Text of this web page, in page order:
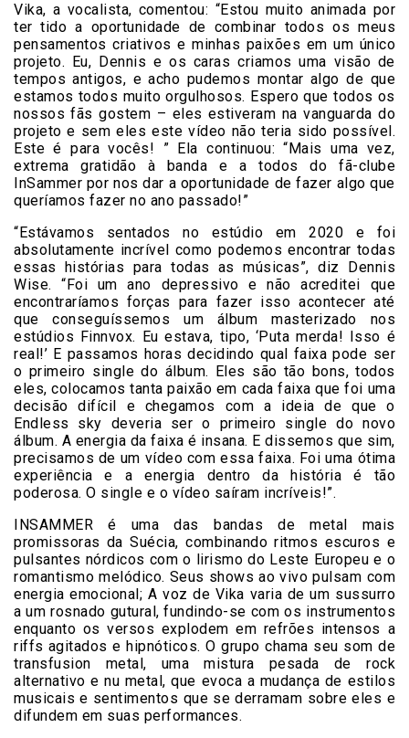
Vika, a vocalista, comentou: “Estou muito animada por
ter tido a oportunidade de combinar todos os meus
pensamentos criativos e minhas paixões em um único
projeto. Eu, Dennis e os caras criamos uma visão de
tempos antigos, e acho pudemos montar algo de que
estamos todos muito orgulhosos. Espero que todos os
nossos fãs gostem – eles estiveram na vanguarda do
projeto e sem eles este vídeo não teria sido possível.
Este é para vocês! ” Ela continuou: “Mais uma vez,
extrema gratidão à banda e a todos do fã-clube
InSammer por nos dar a oportunidade de fazer algo que
queríamos fazer no ano passado!”
“Estávamos sentados no estúdio em 2020 e foi
absolutamente incrível como podemos encontrar todas
essas histórias para todas as músicas”, diz Dennis
Wise. “Foi um ano depressivo e não acreditei que
encontraríamos forças para fazer isso acontecer até
que conseguíssemos um álbum masterizado nos
estúdios Finnvox. Eu estava, tipo, ‘Puta merda! Isso é
real!’ E passamos horas decidindo qual faixa pode ser
o primeiro single do álbum. Eles são tão bons, todos
eles, colocamos tanta paixão em cada faixa que foi uma
decisão difícil e chegamos com a ideia de que o
Endless sky deveria ser o primeiro single do novo
álbum. A energia da faixa é insana. E dissemos que sim,
precisamos de um vídeo com essa faixa. Foi uma ótima
experiência e a energia dentro da história é tão
poderosa. O single e o vídeo saíram incríveis!”.
INSAMMER é uma das bandas de metal mais
promissoras da Suécia, combinando ritmos escuros e
pulsantes nórdicos com o lirismo do Leste Europeu e o
romantismo melódico. Seus shows ao vivo pulsam com
energia emocional; A voz de Vika varia de um sussurro
a um rosnado gutural, fundindo-se com os instrumentos
enquanto os versos explodem em refrões intensos a
riffs agitados e hipnóticos. O grupo chama seu som de
transfusion metal, uma mistura pesada de rock
alternativo e nu metal, que evoca a mudança de estilos
musicais e sentimentos que se derramam sobre eles e
difundem em suas performances.